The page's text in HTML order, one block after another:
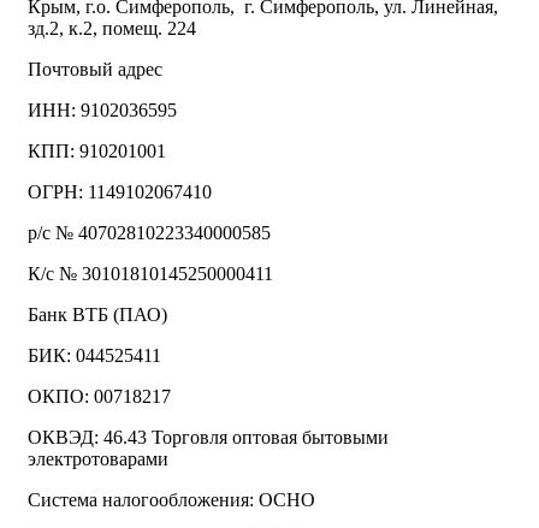
Крым, г.о. Симферополь, г. Симферополь, ул. Линейная,
зд.2, к.2, помещ. 224
Почтовый адрес
ИНН: 9102036595
КПП: 910201001
ОГРН: 1149102067410
р/с № 40702810223340000585
К/с № 30101810145250000411
Банк ВТБ (ПАО)
БИК: 044525411
ОКПО: 00718217
ОКВЭД: 46.43 Торговля оптовая бытовыми
электротоварами
Система налогообложения: ОСНО